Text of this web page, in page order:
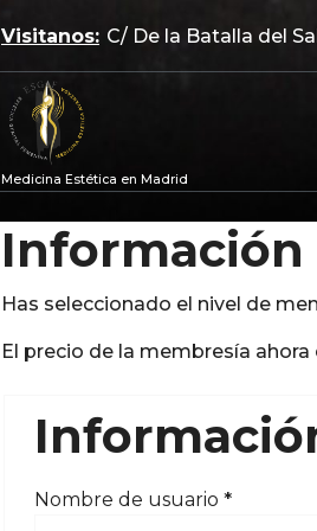
Visitanos: C/ De la Batalla del
Medicina Estética en Madrid
Información
Has seleccionado el nivel de
El precio de la membresía ahora
Nombre de usuario *